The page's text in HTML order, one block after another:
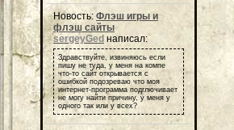
Новость:Флэш игры и
флэш сайты
sergeyGed написал:
Здравствуйте, извиняюсь если
пишу не туда, у меня на компе
что-то сайт открывается с
ошибкой подозреваю что моя
интернет-программа подглючивает
не могу найти причину, у меня у
одного так или у всех?